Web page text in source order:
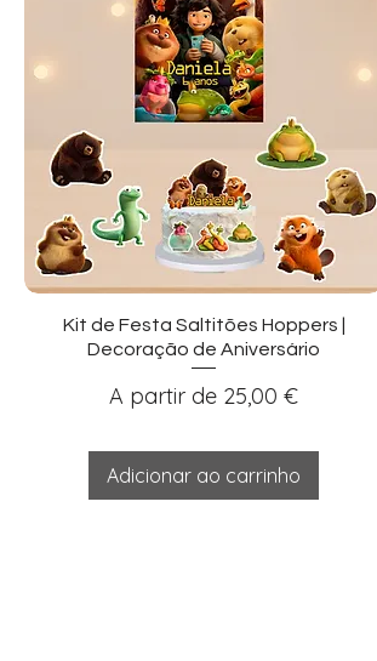
Visualização rápida
Kit de Festa Saltitões Hoppers |
Decoração de Aniversário
A partir de 25,00 €
Preço promocional
Adicionar ao carrinho